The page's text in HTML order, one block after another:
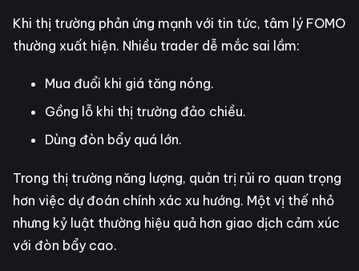
Khi thị trường phản ứng mạnh với tin tức, tâm lý FOMO
thường xuất hiện. Nhiều trader dễ mắc sai lầm:
Mua đuổi khi giá tăng nóng.
Gồng lỗ khi thị trường đảo chiều.
Dùng đòn bẩy quá lớn.
Trong thị trường năng lượng, quản trị rủi ro quan trọng
hơn việc dự đoán chính xác xu hướng. Một vị thế nhỏ
nhưng kỷ luật thường hiệu quả hơn giao dịch cảm xúc
với đòn bẩy cao.